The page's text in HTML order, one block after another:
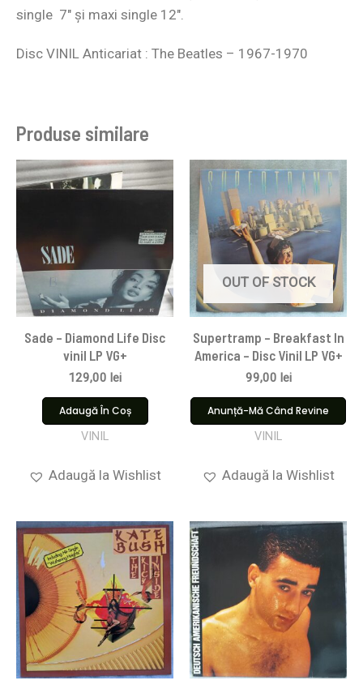
single 7″ și maxi single 12″.
Disc VINIL Anticariat : The Beatles – 1967-1970
Produse similare
Sade – Diamond Life Disc
vinil LP VG+
129,00 lei
Adaugă În Coș
VINIL
Adaugă la Wishlist
OUT OF STOCK
Supertramp – Breakfast In
America – Disc Vinil LP VG+
99,00 lei
Anunță-Mă Când Revine
VINIL
Adaugă la Wishlist